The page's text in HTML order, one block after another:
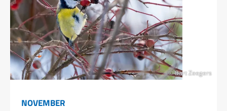
© Bart Zeegers
NOVEMBER